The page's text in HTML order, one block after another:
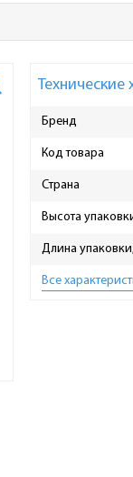
Технические
Бренд
Код товара
Страна
Высота
Длина
Все